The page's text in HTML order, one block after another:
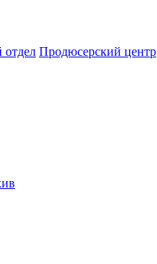
отдел Продюсерский центр